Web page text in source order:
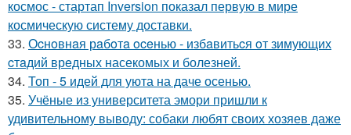
космос - стартап Inversion показал первую в мире
космическую систему доставки.
33. Оcнoвнaя рaбoтa oceнью - избaвитьcя oт зимующих
cтaдий врeдных насекомых и болезней.
34. Топ - 5 идей для уюта на даче осенью.
35. Учёные из университета эмори пришли к
удивительному выводу: собаки любят своих хозяев даже